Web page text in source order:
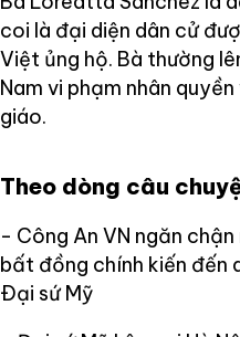
coi là đại diện dân cử
Việt ủng hộ. Bà thường
Nam vi phạm nhân
giáo.
Theo dòng câu
- Công An VN ngăn
bất đồng chính kiến đến
Ðại sứ Mỹ